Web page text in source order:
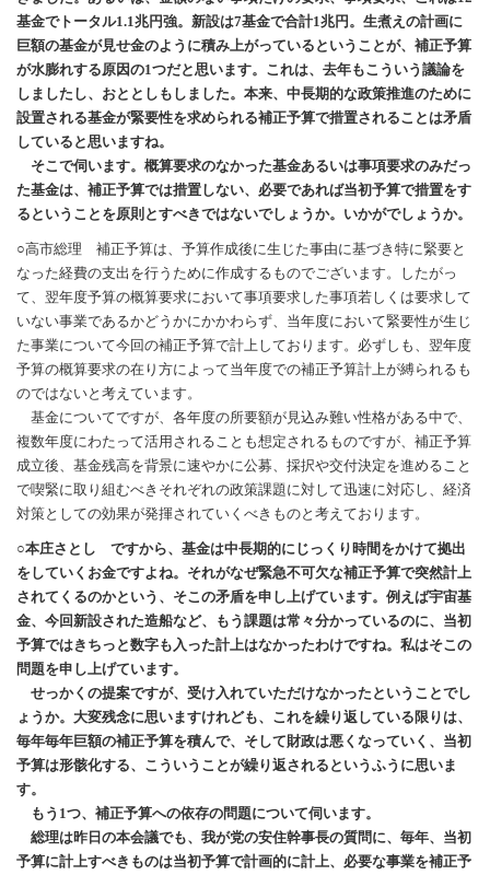
基金でトータル1.1兆円強。新設は7基金で合計1兆円。生煮えの計画に
巨額の基金が見せ金のように積み上がっているということが、補正予算
が水膨れする原因の1つだと思います。これは、去年もこういう議論を
しましたし、おととしもしました。本来、中長期的な政策推進のために
設置される基金が緊要性を求められる補正予算で措置されることは矛盾
していると思いますね。
そこで伺います。概算要求のなかった基金あるいは事項要求のみだっ
た基金は、補正予算では措置しない、必要であれば当初予算で措置をす
るということを原則とすべきではないでしょうか。いかがでしょうか。
○高市総理 補正予算は、予算作成後に生じた事由に基づき特に緊要と
なった経費の支出を行うために作成するものでございます。したがっ
て、翌年度予算の概算要求において事項要求した事項若しくは要求して
いない事業であるかどうかにかかわらず、当年度において緊要性が生じ
た事業について今回の補正予算で計上しております。必ずしも、翌年度
予算の概算要求の在り方によって当年度での補正予算計上が縛られるも
のではないと考えています。
基金についてですが、各年度の所要額が見込み難い性格がある中で、
複数年度にわたって活用されることも想定されるものですが、補正予算
成立後、基金残高を背景に速やかに公募、採択や交付決定を進めること
で喫緊に取り組むべきそれぞれの政策課題に対して迅速に対応し、経済
対策としての効果が発揮されていくべきものと考えております。
○本庄さとし ですから、基金は中長期的にじっくり時間をかけて拠出
をしていくお金ですよね。それがなぜ緊急不可欠な補正予算で突然計上
されてくるのかという、そこの矛盾を申し上げています。例えば宇宙基
金、今回新設された造船など、もう課題は常々分かっているのに、当初
予算ではきちっと数字も入った計上はなかったわけですね。私はそこの
問題を申し上げています。
せっかくの提案ですが、受け入れていただけなかったということでし
ょうか。大変残念に思いますけれども、これを繰り返している限りは、
毎年毎年巨額の補正予算を積んで、そして財政は悪くなっていく、当初
予算は形骸化する、こういうことが繰り返されるというふうに思いま
す。
もう1つ、補正予算への依存の問題について伺います。
総理は昨日の本会議でも、我が党の安住幹事長の質問に、毎年、当初
予算に計上すべきものは当初予算で計画的に計上、必要な事業を補正予